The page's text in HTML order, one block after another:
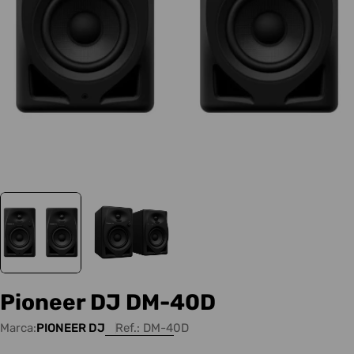
medios 0 en modal
Pioneer DJ DM-40D
Marca:PIONEER DJ Ref.: DM-40D